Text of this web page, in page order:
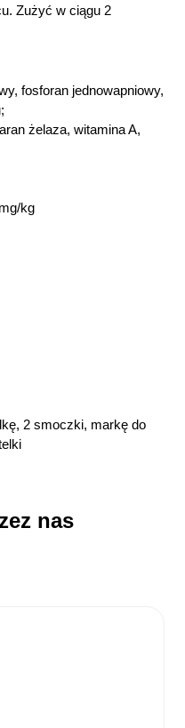
Zużyć w ciągu 2
fosforan jednowapniowy,
żelaza, witamina A,
kg
2 smoczki, markę do
nas